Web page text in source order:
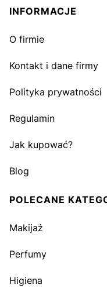
INFORMACJE
O firmie
Kontakt i dane firmy
Polityka prywatności
Regulamin
Jak kupować?
Blog
POLECANE
Makijaż
Perfumy
Higiena